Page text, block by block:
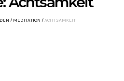
/ MEDITATION /ACHTSAMKEIT